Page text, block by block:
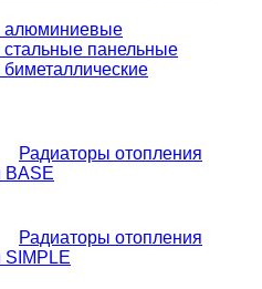
алюминиевые
панельные
Радиаторы отопления
BASE
Радиаторы отопления
SIMPLE